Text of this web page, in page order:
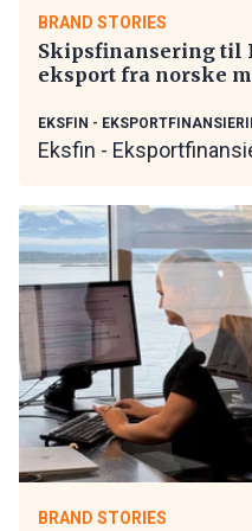
BRAND STORIES
Skipsfinansering til
eksport fra norske
EKSFIN -
Eksfin -
BRAND STORIES